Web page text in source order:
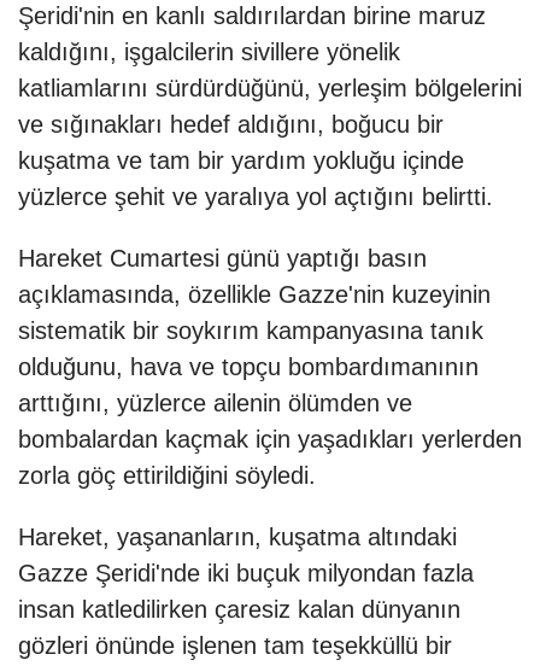
Şeridi'nin en kanlı saldırılardan birine maruz
kaldığını, işgalcilerin sivillere yönelik
katliamlarını sürdürdüğünü, yerleşim bölgelerini
ve sığınakları hedef aldığını, boğucu bir
kuşatma ve tam bir yardım yokluğu içinde
yüzlerce şehit ve yaralıya yol açtığını belirtti.
Hareket Cumartesi günü yaptığı basın
açıklamasında, özellikle Gazze'nin kuzeyinin
sistematik bir soykırım kampanyasına tanık
olduğunu, hava ve topçu bombardımanının
arttığını, yüzlerce ailenin ölümden ve
bombalardan kaçmak için yaşadıkları yerlerden
zorla göç ettirildiğini söyledi.
Hareket, yaşananların, kuşatma altındaki
Gazze Şeridi'nde iki buçuk milyondan fazla
insan katledilirken çaresiz kalan dünyanın
gözleri önünde işlenen tam teşekküllü bir